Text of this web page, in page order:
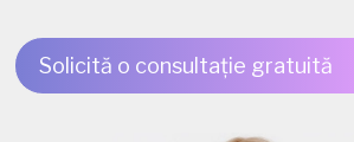
Solicită o consultație gratuită